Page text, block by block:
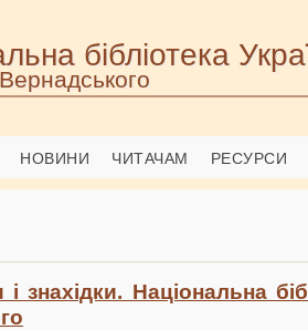
бібліотека
НОВИНИ ЧИТАЧАМ РЕСУРСИ
знахідки. Національна